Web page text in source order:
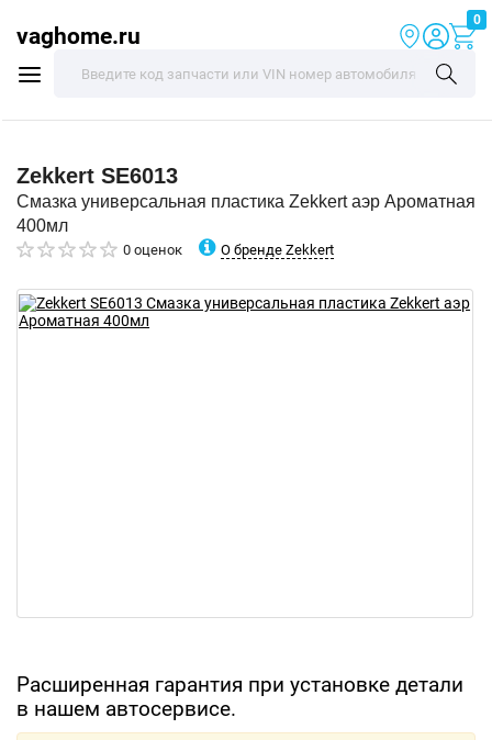
vaghome.ru
0
Zekkert SE6013
Смазка универсальная пластика Zekkert аэр Ароматная
400мл
0 оценок О бренде Zekkert
Расширенная гарантия при установке детали
в нашем автосервисе.